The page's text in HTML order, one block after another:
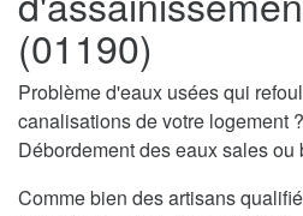
(01190)
Problème d'eaux usées qui
canalisations de votre logement
Débordement des eaux sales
Comme bien des artisans